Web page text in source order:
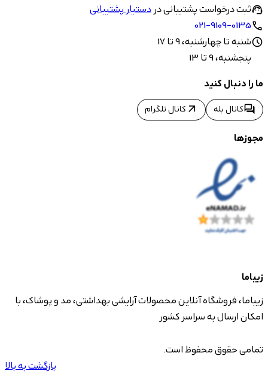
support_agentثبت درخواست پشتیبانی دردستیار پشتیبانی
call
021-9109-0135
scheduleشنبه تا چهارشنبه، 9 تا 17
پنجشنبه، 9 تا 13
ما را دنبال کنید
forumکانال بله arrow_outward کانال تلگرام
مجوزها
زیباما
زیباما، فروشگاه آنلاین محصولات آرایشی بهداشتی، مد و پوشاک، با
امکان ارسال به سراسر کشور
تمامی حقوق محفوظ است.
بازگشت به بالا